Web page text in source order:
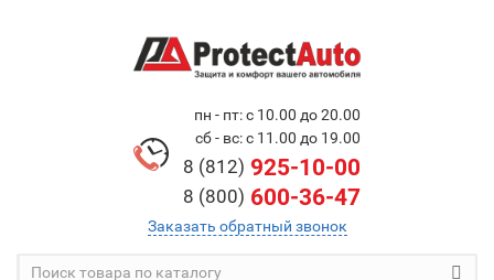
пн - пт: с 10.00 до 20.00
сб - вс: с 11.00 до 19.00
8 (812) 925-10-00
8 (800) 600-36-47
Заказать обратный звонок